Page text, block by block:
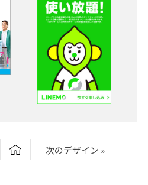
次のデザイン »